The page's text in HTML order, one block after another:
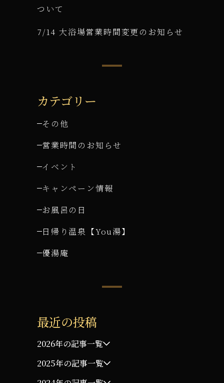
ついて
7/14 大浴場営業時間変更のお知らせ
カテゴリー
その他
営業時間のお知らせ
イベント
キャンペーン情報
お風呂の日
日帰り温泉【You湯】
優湯庵
最近の投稿
2026年の記事一覧
2025年の記事一覧